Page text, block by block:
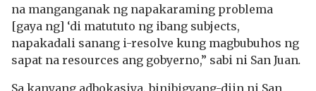
na manganganak ng napakaraming problema
[gaya ng] ‘di matututo ng ibang subjects,
napakadali sanang i-resolve kung magbubuhos ng
sapat na resources ang gobyerno,” sabi ni San Juan.
Sa kanyang adbokasiya, binibigyang-diin ni San